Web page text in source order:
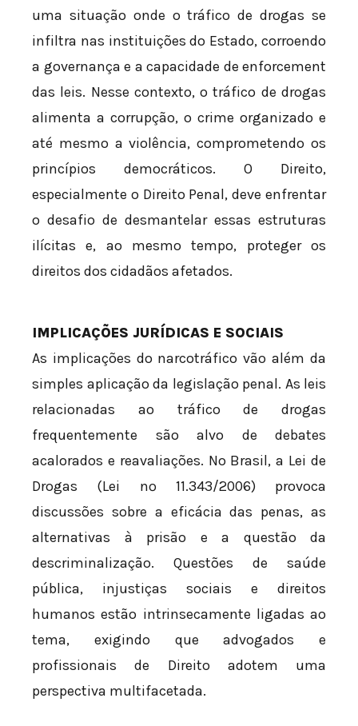
uma situação onde o tráfico de drogas se
infiltra nas instituições do Estado, corroendo
a governança e a capacidade de enforcement
das leis. Nesse contexto, o tráfico de drogas
alimenta a corrupção, o crime organizado e
até mesmo a violência, comprometendo os
princípios democráticos. O Direito,
especialmente o Direito Penal, deve enfrentar
o desafio de desmantelar essas estruturas
ilícitas e, ao mesmo tempo, proteger os
direitos dos cidadãos afetados.
IMPLICAÇÕES JURÍDICAS E SOCIAIS
As implicações do narcotráfico vão além da
simples aplicação da legislação penal. As leis
relacionadas ao tráfico de drogas
frequentemente são alvo de debates
acalorados e reavaliações. No Brasil, a Lei de
Drogas (Lei nº 11.343/2006) provoca
discussões sobre a eficácia das penas, as
alternativas à prisão e a questão da
descriminalização. Questões de saúde
pública, injustiças sociais e direitos
humanos estão intrinsecamente ligadas ao
tema, exigindo que advogados e
profissionais de Direito adotem uma
perspectiva multifacetada.